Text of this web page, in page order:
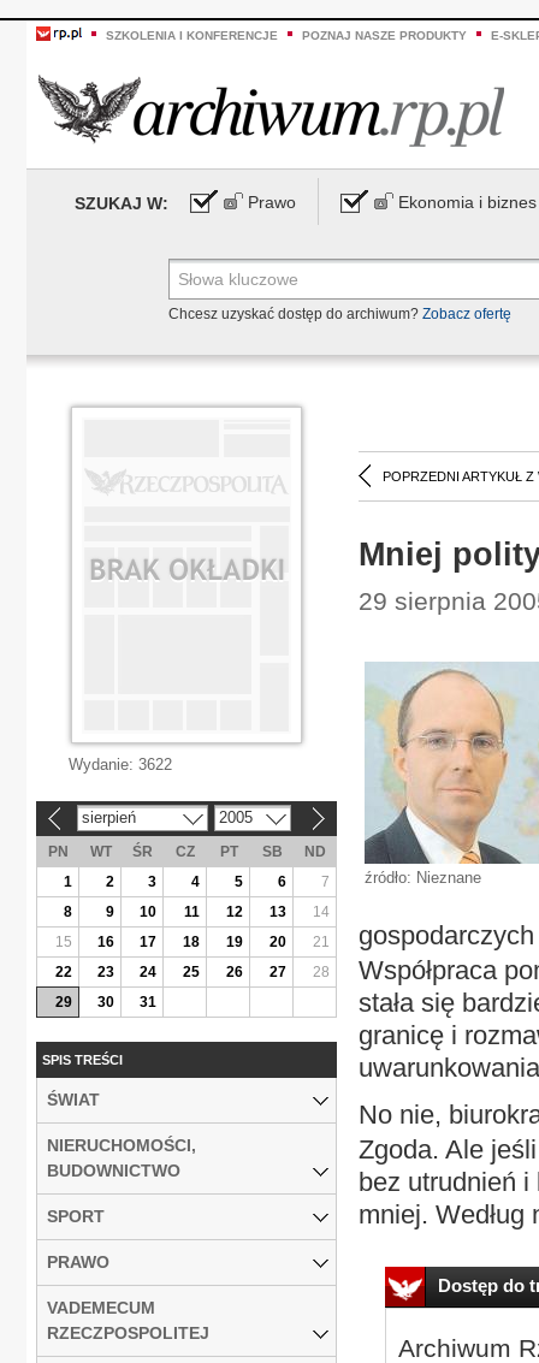
SZKOLENIA I KONFERENCJE POZNAJ NASZE PRODUKTY E-
SZUKAJ W: Prawo Ekonomia i biznes
Chcesz uzyskać dostęp do archiwum? Zobacz ofertę
POPRZEDNI ARTYKUŁ Z
Mniej
29 sierpnia
źródło: Nieznane
Współpraca
stała się
granicę i
No nie,
Zgoda. Ale
bez utrudnień i
mniej.
Dostęp do
Archiwum
Wydanie: 3622
sierpień 2005
PN WT ŚR CZ PT SB
ND
1
2 3 4 5 6
7
8
9 10 11 12 13
14
15
16 17 18 19 20
21
22
23 24 25 26 27
28
29
30 31
SPIS TREŚCI
ŚWIAT
NIERUCHOMOŚCI,
BUDOWNICTWO
SPORT
PRAWO
VADEMECUM
RZECZPOSPOLITEJ